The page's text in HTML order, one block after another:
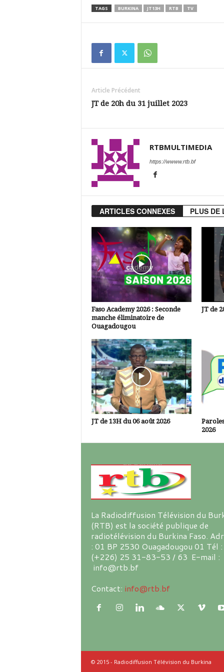
TAGS BURKINA JT13H RTB TV
Article Précédent
JT de 20h du 31 juillet 2023
RTBMULTIMEDIA
https://wwww.rtb.bf
ARTICLES CONNEXES PLUS DE
Faso Academy 2026 : Seconde
manche éliminatoire de
Ouagadougou
JT de
JT de 13H du 06 août 2026
2026
La Radiodiffusion Télévision du
(RTB) est la société publique de
radiotélévision du Burkina Faso.
: 01 BP 2530 Ouagadougou 01 Tél :
(+226) 25 31-83-53 / 63 E-mail :
info@rtb.bf
Contact: info@rtb.bf
© 2015 - Radiodiffusion Télévision du Burkina